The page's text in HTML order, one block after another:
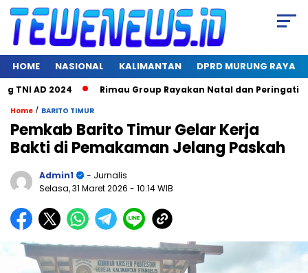
HOME NASIONAL KALIMANTAN DPRD MURUNG RAYA
AD 2024 Rimau Group Rayakan Natal dan Peringati Hari
Home / BARITO TIMUR
Pemkab Barito Timur Gelar Kerja
Bakti di Pemakaman Jelang Paskah
Admin1
- Jurnalis
Selasa, 31 Maret 2026 - 10:14 WIB